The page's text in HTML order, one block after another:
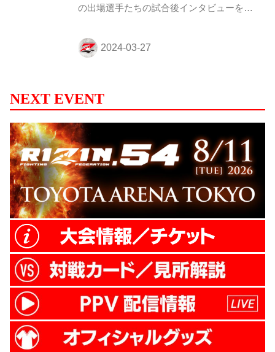
の出場選手たちの試合後インタビューを公
か？強くなってたでしょ、はははは！」 ー
ー試合後の率直な感想をお聞かせいただけ
乗り越えるために最初は周りから、2割3割
くらい、もっとないというくらい「勝てな
いからやめておけ」と言われましたけど、
記者会見でも言ったとおり、僕はこの1ヶ
月半、絶対強くなってこの日を迎えるとみ
んなにも言ったんで。どうですか？強くな
ってたでしょ、はははは...
NEXT EVENT